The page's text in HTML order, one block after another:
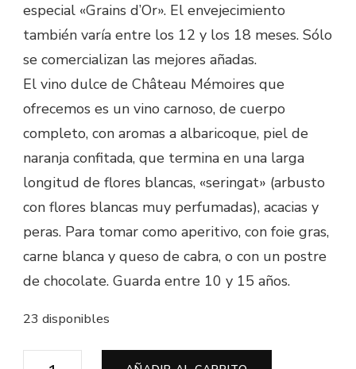
especial «Grains d’Or». El envejecimiento
también varía entre los 12 y los 18 meses. Sólo
se comercializan las mejores añadas.
El vino dulce de Château Mémoires que
ofrecemos es un vino carnoso, de cuerpo
completo, con aromas a albaricoque, piel de
naranja confitada, que termina en una larga
longitud de flores blancas, «seringat» (arbusto
con flores blancas muy perfumadas), acacias y
peras. Para tomar como aperitivo, con foie gras,
carne blanca y queso de cabra, o con un postre
de chocolate. Guarda entre 10 y 15 años.
23 disponibles
Château